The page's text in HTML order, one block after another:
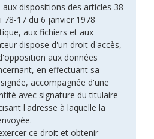
dispositions des articles 38
78-17 du 6 janvier 1978
aux fichiers et aux
dispose d'un droit d'accès,
aux données
en effectuant sa
accompagnée d'une
avec signature du titulaire
l'adresse à laquelle la
ce droit et obtenir